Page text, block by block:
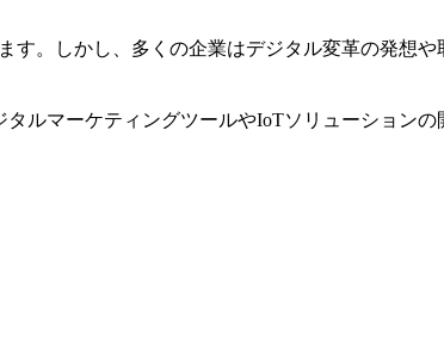
。しかし、多くの企業はデジタル変革の発想
ルマーケティングツールやIoTソリューションの